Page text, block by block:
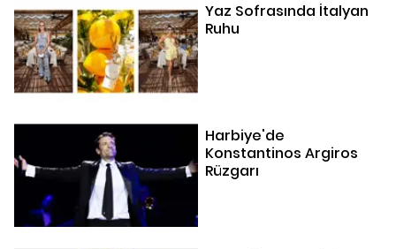
Yaz Sofrasında İtalyan
Ruhu
Harbiye'de
Konstantinos Argiros
Rüzgarı